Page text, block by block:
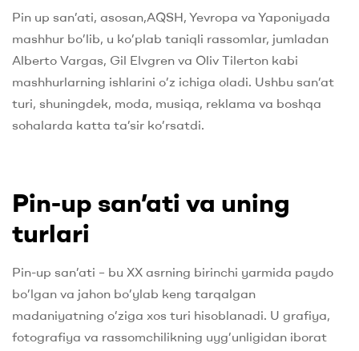
Pin up san’ati, asosan,AQSH, Yevropa va Yaponiyada
mashhur bo’lib, u ko’plab taniqli rassomlar, jumladan
Alberto Vargas, Gil Elvgren va Oliv Tilerton kabi
mashhurlarning ishlarini o’z ichiga oladi. Ushbu san’at
turi, shuningdek, moda, musiqa, reklama va boshqa
sohalarda katta ta’sir ko’rsatdi.
Pin-up san’ati va uning
turlari
Pin-up san’ati – bu XX asrning birinchi yarmida paydo
bo’lgan va jahon bo’ylab keng tarqalgan
madaniyatning o’ziga xos turi hisoblanadi. U grafiya,
fotografiya va rassomchilikning uyg’unligidan iborat